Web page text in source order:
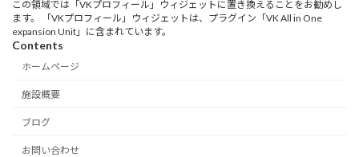
この領域では「VKプロフィール」ウィジェットに置き換えることをお勧めし
ます。 「VKプロフィール」ウィジェットは、プラグイン「VK All in One
expansion Unit」に含まれています。
Contents
ホームページ
施設概要
ブログ
お問い合わせ